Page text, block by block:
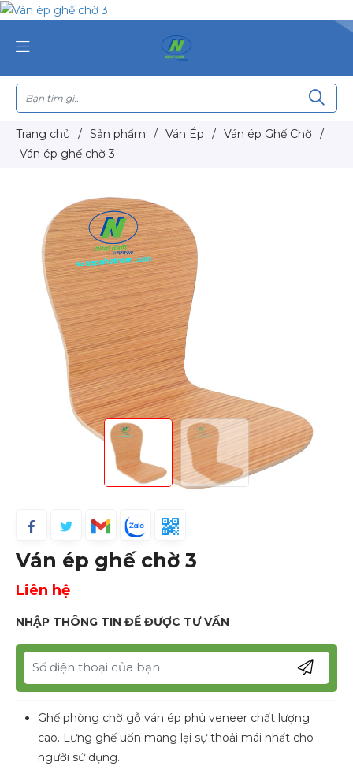
Trang chủ / Sản phẩm / Ván Ép / Ván ép Ghế Chờ
/
Ván ép ghế chờ 3
Ván ép ghế chờ 3
Liên hệ
NHẬP THÔNG TIN ĐỂ ĐƯỢC TƯ VẤN
Ghế phòng chờ gỗ ván ép phủ veneer chất lượng
cao. Lưng ghế uốn mang lại sự thoải mái nhất cho
người sử dụng.